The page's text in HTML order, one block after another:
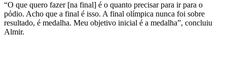
“O que quero fazer [na final] é o quanto precisar para ir para o
pódio. Acho que a final é isso. A final olímpica nunca foi sobre
resultado, é medalha. Meu objetivo inicial é a medalha”, concluiu
Almir.